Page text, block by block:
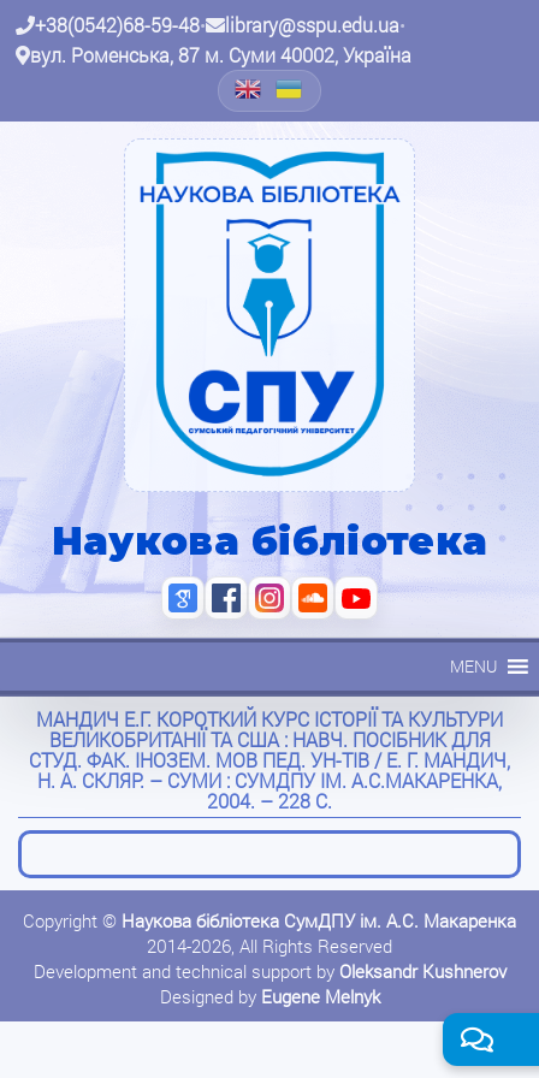
+38(0542)68-59-48• library@sspu.edu.ua•
вул. Роменська, 87 м. Суми 40002, Україна
Наукова бібліотека
MENU
МАНДИЧ Е.Г. КОРОТКИЙ КУРС ІСТОРІЇ ТА КУЛЬТУРИ
ВЕЛИКОБРИТАНІЇ ТА США : НАВЧ. ПОСІБНИК ДЛЯ
СТУД. ФАК. ІНОЗЕМ. МОВ ПЕД. УН-ТІВ / Е. Г. МАНДИЧ,
Н. А. СКЛЯР. – СУМИ : СУМДПУ ІМ. А.С.МАКАРЕНКА,
2004. – 228 С.
Copyright © Наукова бібліотека СумДПУ ім. А.С. Макаренка
2014-2026, All Rights Reserved
Development and technical support by Oleksandr Kushnerov
Designed by Eugene Melnyk